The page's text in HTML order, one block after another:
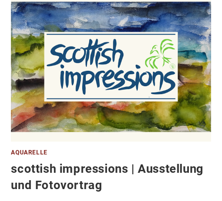
AQUARELLE
scottish impressions | Ausstellung
und Fotovortrag